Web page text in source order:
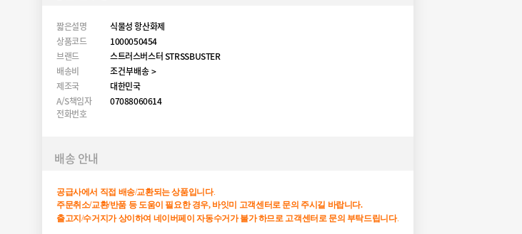
짧은설명
식물성 항산화제
상품코드
1000050454
브랜드
스트러스버스터 STRSSBUSTER
배송비
조건부배송 >
제조국
대한민국
A/S책임자
전화번호
07088060614
배송 안내
공급사에서 직접 배송/교환되는상품입니다.
주문취소/교환/반품 등 도움이 필요한 경우, 바잇미 고객센터로 문의 주시길 바랍니다.
출고지 /수거지가 상이하여 네이버페이 자동수거가 불가하므로고객센터로문의 부탁드립니다.